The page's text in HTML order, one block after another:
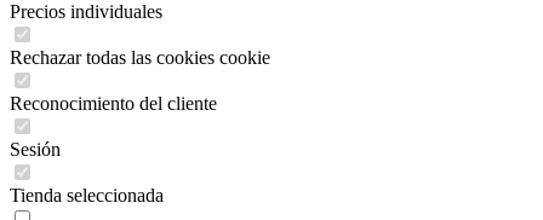
Precios individuales
Rechazar todas las cookies cookie
Reconocimiento del cliente
Sesión
Tienda seleccionada